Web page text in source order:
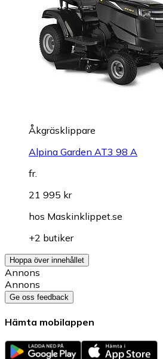
Åkgräsklippare
Alpina Garden AT3 98 A
fr.
21 995 kr
hos Maskinklippet.se
+2 butiker
Hoppa över innehållet
Annons
Annons
Ge oss feedback
Hämta mobilappen